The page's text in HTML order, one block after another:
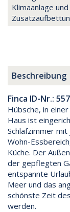
Klimaanlage und
Beschreibung
Finca ID-Nr.: 557
Hübsche, in
Haus ist
Schlafzimmer
Wohn-
Küche. Der
der gepflegten
entspannte
Meer und das
schönste Zeit
werden.